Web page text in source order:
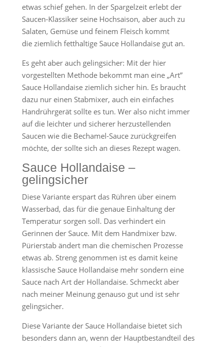
etwas schief gehen. In der Spargelzeit erlebt der
Saucen-Klassiker seine Hochsaison, aber auch zu
Salaten, Gemüse und feinem Fleisch kommt
die ziemlich fetthaltige Sauce Hollandaise gut an.
Es geht aber auch gelingsicher: Mit der hier
vorgestellten Methode bekommt man eine „Art”
Sauce Hollandaise ziemlich sicher hin. Es braucht
dazu nur einen Stabmixer, auch ein einfaches
Handrührgerät sollte es tun. Wer also nicht immer
auf die leichter und sicherer herzustellenden
Saucen wie die Bechamel-Sauce zurückgreifen
möchte, der sollte sich an dieses Rezept wagen.
Sauce Hollandaise –
gelingsicher
Diese Variante erspart das Rühren über einem
Wasserbad, das für die genaue Einhaltung der
Temperatur sorgen soll. Das verhindert ein
Gerinnen der Sauce. Mit dem Handmixer bzw.
Pürierstab ändert man die chemischen Prozesse
etwas ab. Streng genommen ist es damit keine
klassische Sauce Hollandaise mehr sondern eine
Sauce nach Art der Hollandaise. Schmeckt aber
nach meiner Meinung genauso gut und ist sehr
gelingsicher.
Diese Variante der Sauce Hollandaise bietet sich
besonders dann an, wenn der Hauptbestandteil des